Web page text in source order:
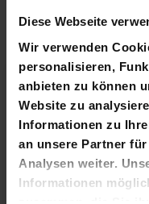
Diese Webseite
Wir verwenden
personalisieren,
anbieten zu können
Website zu
Informationen zu
an unsere Partner
Analysen weiter.
Informationen
12,95 €